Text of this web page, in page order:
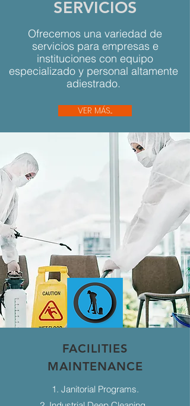
SERVICIOS
Ofrecemos una variedad de
servicios para empresas e
instituciones con equipo
especializado y personal altamente
adiestrado.
VER MÁS...
FACILITIES
MAINTENANCE
1. Janitorial Programs.